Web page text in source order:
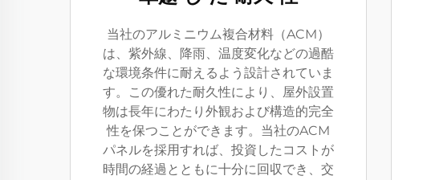
当社のアルミニウム複合材料（ACM）
は、紫外線、降雨、温度変化などの過酷
な環境条件に耐えるよう設計されていま
す。この優れた耐久性により、屋外設置
物は長年にわたり外観および構造的完全
性を保つことができます。当社のACM
パネルを採用すれば、投資したコストが
時間の経過とともに十分に回収でき、交